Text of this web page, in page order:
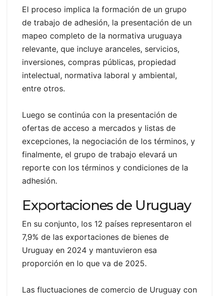
El proceso implica la formación de un grupo
de trabajo de adhesión, la presentación de un
mapeo completo de la normativa uruguaya
relevante, que incluye aranceles, servicios,
inversiones, compras públicas, propiedad
intelectual, normativa laboral y ambiental,
entre otros.
Luego se continúa con la presentación de
ofertas de acceso a mercados y listas de
excepciones, la negociación de los términos, y
finalmente, el grupo de trabajo elevará un
reporte con los términos y condiciones de la
adhesión.
Exportaciones de Uruguay
En su conjunto, los 12 países representaron el
7,9% de las exportaciones de bienes de
Uruguay en 2024 y mantuvieron esa
proporción en lo que va de 2025.
Las fluctuaciones de comercio de Uruguay con